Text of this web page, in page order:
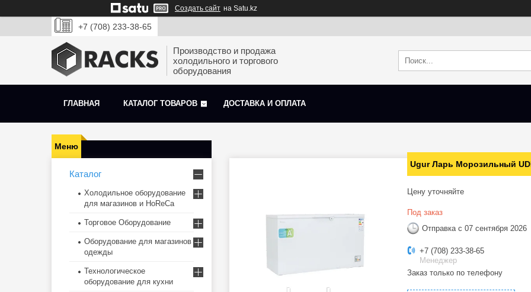
Создать сайт на Satu.kz
+7 (708) 233-38-65
Производство и продажа
холодильного и торгового
оборудования
ГЛАВНАЯ КАТАЛОГ ТОВАРОВ ДОСТАВКА И ОПЛАТА
Ugur Ларь Морозильный
Цену уточняйте
Под заказ
Отправка с 07 сентября 2026
+7 (708) 233-38-65
Менеджер
Заказ только по телефону
Каталог
Холодильное оборудование
для магазинов и HoReCa
Торговое Оборудование
Оборудование для магазинов
одежды
Технологическое
оборудование для кухни